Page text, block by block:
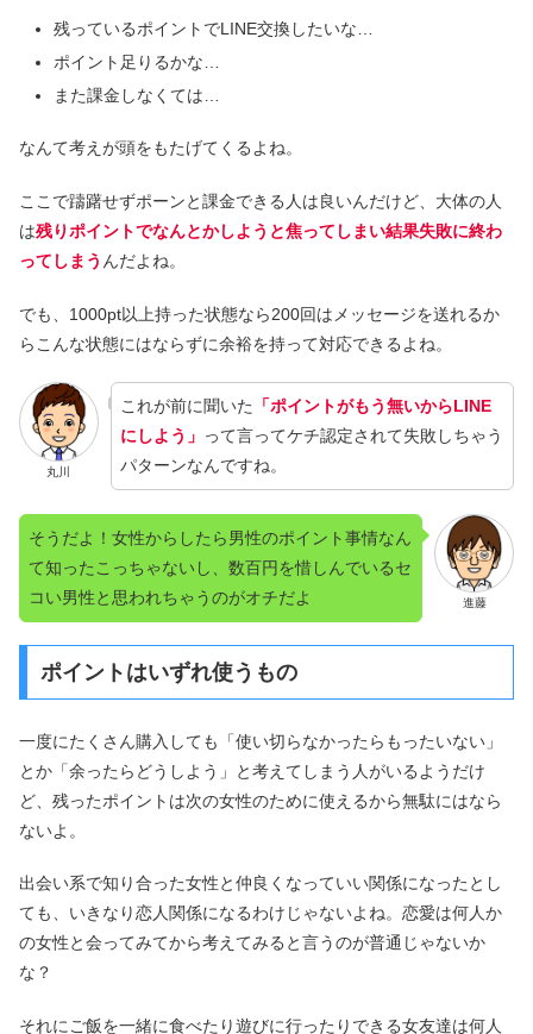
残っているポイントでLINE交換したいな…
ポイント足りるかな…
また課金しなくては…
なんて考えが頭をもたげてくるよね。
ここで躊躇せずポーンと課金できる人は良いんだけど、大体の人
は残りポイントでなんとかしようと焦ってしまい結果失敗に終わ
ってしまう んだよね。
でも、1000pt以上持った状態なら200回はメッセージを送れるか
らこんな状態にはならずに余裕を持って対応できるよね。
丸川
これが前に聞いた 「ポイントがもう無いからLINE
にしよう」 って言ってケチ認定されて失敗しちゃう
パターンなんですね。
進藤
そうだよ！女性からしたら男性のポイント事情なん
て知ったこっちゃないし、数百円を惜しんでいるセ
コい男性と思われちゃうのがオチだよ
ポイントはいずれ使うもの
一度にたくさん購入しても「使い切らなかったらもったいない」
とか「余ったらどうしよう」と考えてしまう人がいるようだけ
ど、残ったポイントは次の女性のために使えるから無駄にはなら
ないよ。
出会い系で知り合った女性と仲良くなっていい関係になったとし
ても、いきなり恋人関係になるわけじゃないよね。恋愛は何人か
の女性と会ってみてから考えてみると言うのが普通じゃないか
な？
それにご飯を一緒に食べたり遊びに行ったりできる女友達は何人